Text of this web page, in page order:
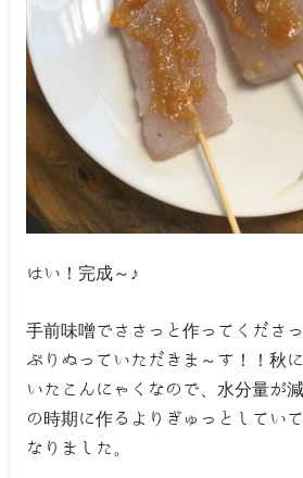
はい！完成～♪
手前味噌でささっと作ってくださ
ぷりぬっていただきま～す！！秋
いたこんにゃくなので、水分量が
の時期に作るよりぎゅっとしてい
なりました。